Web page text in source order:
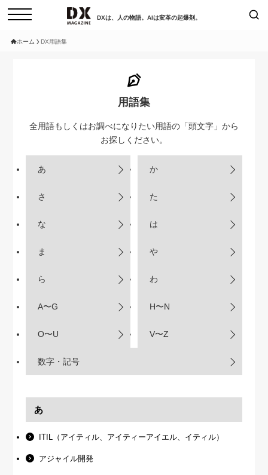
DXは、人の物語。AIは変革の起爆剤。
日本オムニチャネル協会
トップページ
特集
動画
お問い合わせ
運営会社
現在開催予定のセミナー
セミナー
【8/12開催】「イノベーションを
基準と、終活DX「SouSou」に
～
【9/30開催】AIで何でもできる時
ャリアが求められるのか
ホーム DX用語集
用語集
全用語もしくはお調べになりたい用語の「頭文字」から
お探しください。
あ か
さ た
な は
ま や
ら わ
A〜G H〜N
O〜U V〜Z
数字・記号
あ
ITIL（アイティル、アイティーアイエル、イティル）
アジャイル開発